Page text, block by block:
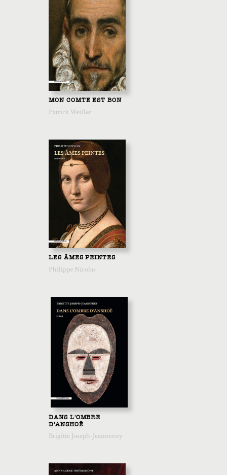
MON COMTE EST BON
Patrick Weiller
LES ÂMES PEINTES
Philippe Nicolas
DANS L'OMBRE
D'ANSHOË
Brigitte Joseph-Jeanneney